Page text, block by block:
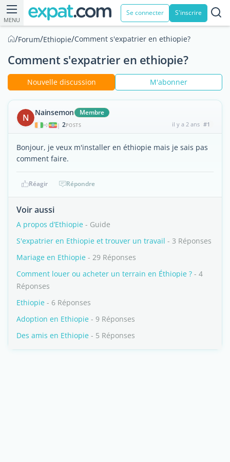
MENU
Se connecter S'inscrire
/Forum/Ethiopie/Comment s'expatrier en ethiopie?
Comment s'expatrier en ethiopie?
Nouvelle discussion M'abonner
N Nainsemon Membre
| 2POSTS il y a 2 ans #1
Bonjour, je veux m'installer en éthiopie mais je sais pas
comment faire.
Réagir Répondre
Voir aussi
A propos d’Ethiopie - Guide
S'expatrier en Ethiopie et trouver un travail - 3 Réponses
Mariage en Ethiopie - 29 Réponses
Comment louer ou acheter un terrain en Éthiopie ? - 4
Réponses
Ethiopie - 6 Réponses
Adoption en Ethiopie - 9 Réponses
Des amis en Ethiopie - 5 Réponses